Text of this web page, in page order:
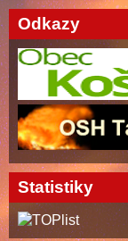
Odkazy
Statistiky